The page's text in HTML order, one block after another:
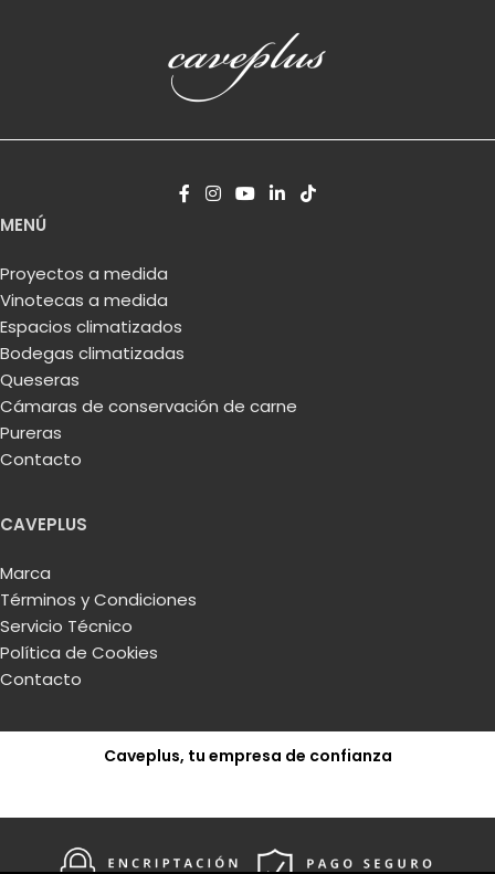
MENÚ
Proyectos a medida
Vinotecas a medida
Espacios climatizados
Bodegas climatizadas
Queseras
Cámaras de conservación de carne
Pureras
Contacto
CAVEPLUS
Marca
Términos y Condiciones
Servicio Técnico
Política de Cookies
Contacto
Caveplus, tu empresa de confianza